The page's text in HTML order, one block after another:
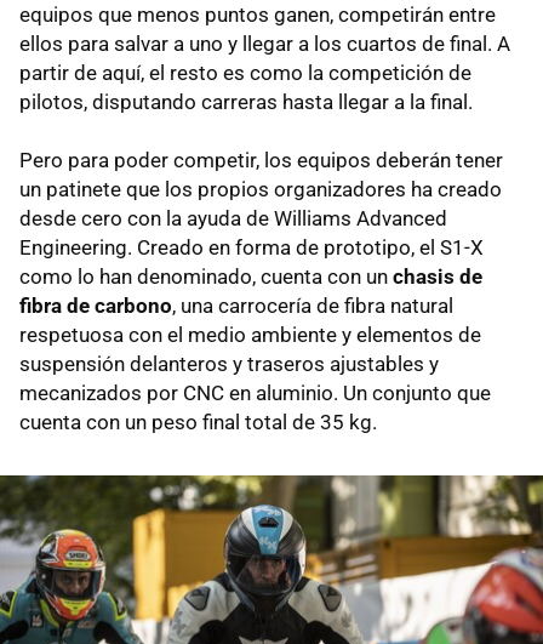
equipos que menos puntos ganen, competirán entre
ellos para salvar a uno y llegar a los cuartos de final. A
partir de aquí, el resto es como la competición de
pilotos, disputando carreras hasta llegar a la final.
Pero para poder competir, los equipos deberán tener
un patinete que los propios organizadores ha creado
desde cero con la ayuda de Williams Advanced
Engineering. Creado en forma de prototipo, el S1-X
como lo han denominado, cuenta con un chasis de
fibra de carbono, una carrocería de fibra natural
respetuosa con el medio ambiente y elementos de
suspensión delanteros y traseros ajustables y
mecanizados por CNC en aluminio. Un conjunto que
cuenta con un peso final total de 35 kg.